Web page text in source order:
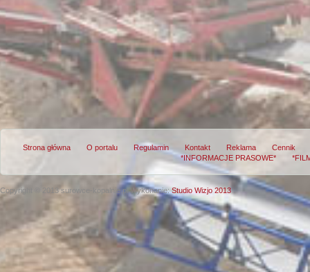
Strona główna O portalu Regulamin Kontakt Reklama
Cennik
*INFORMACJE PRASOWE*
Copyright © 2013 surowce-kopalnie.plWykonanie:Studio Wizjo 2013